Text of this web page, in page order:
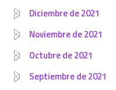
Diciembre de 2021
Noviembre de 2021
Octubre de 2021
Septiembre de 2021